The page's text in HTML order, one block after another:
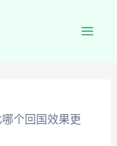
个回国效果更